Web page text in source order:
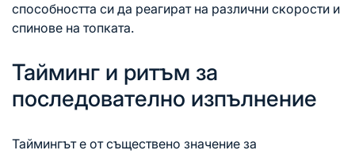
способността си да реагират на различни скорости и
спинове на топката.
Тайминг и ритъм за
последователно изпълнение
Таймингът е от съществено значение за